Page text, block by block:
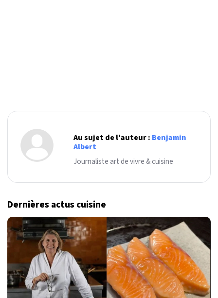
Au sujet de l'auteur : Benjamin
Albert
Journaliste art de vivre & cuisine
Dernières actus cuisine